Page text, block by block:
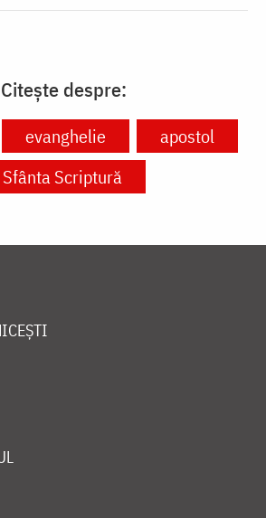
Citește despre:
evanghelie
apostol
Sfânta Scriptură